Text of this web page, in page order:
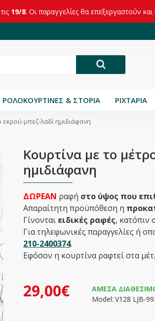
19/8. Οι παραγγελίες θα επεξεργαστούν
ΡΟΛΟΚΟΥΡΤΙΝΕΣ & ΣΤΟΡΙΑ ΡΙΧΤΑΡΙΑ
εκρού-μπεζ-λαδί ημιδιάφανη
Κουρτίνα με το
ημιδιάφανη
ΔΩΡΕΑΝ ραφή στο ύψος που
Απαραίτητη προϋπόθεση η
Γίνονται ειδικές ραφές, κατόπιν
Για τηλεφωνικές παραγγελίες ή
210-2400374.
Εφόσον η κουρτίνα ραφτεί στα
29,00€
ΆΜΕΣΑ
Model: V128 LJB-